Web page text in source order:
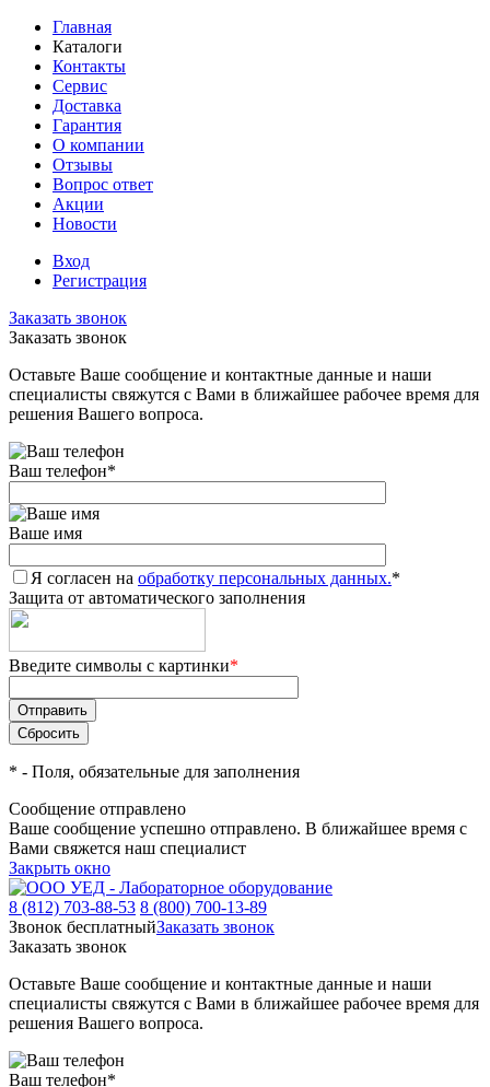
Главная
Каталоги
Контакты
Сервис
Доставка
Гарантия
О компании
Отзывы
Вопрос ответ
Акции
Новости
Вход
Регистрация
Заказать звонок
Заказать звонок
Оставьте Ваше сообщение и контактные данные и наши
специалисты свяжутся с Вами в ближайшее рабочее время для
решения Вашего вопроса.
Ваш телефон*
Ваше имя
Я согласен на обработку персональных данных.*
Защита от автоматического заполнения
Введите символы с картинки*
* - Поля, обязательные для заполнения
Сообщение отправлено
Ваше сообщение успешно отправлено. В ближайшее время с
Вами свяжется наш специалист
Закрыть окно
8 (812) 703-88-53 8 (800) 700-13-89
Звонок бесплатныйЗаказать звонок
Заказать звонок
Оставьте Ваше сообщение и контактные данные и наши
специалисты свяжутся с Вами в ближайшее рабочее время для
решения Вашего вопроса.
Ваш телефон*